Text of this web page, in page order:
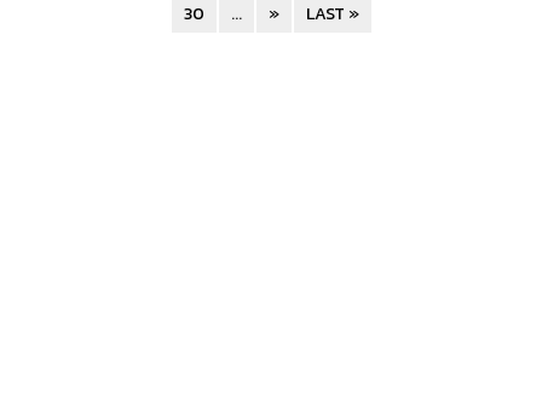
30
... » LAST »